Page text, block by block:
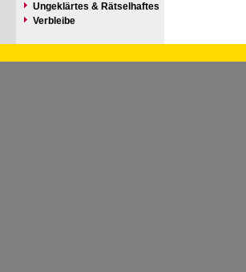
Ungeklärtes & Rätselhaftes
Verbleibe